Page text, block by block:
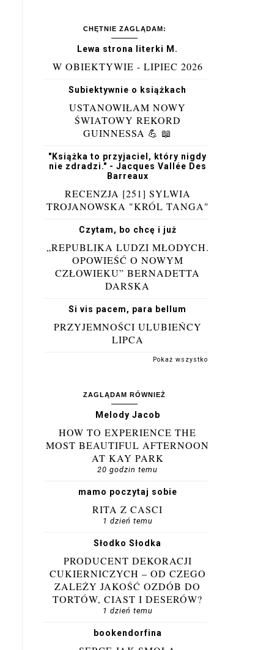
CHĘTNIE ZAGLĄDAM:
Lewa strona literki M.
W OBIEKTYWIE - LIPIEC 2026
Subiektywnie o książkach
USTANOWIŁAM NOWY
ŚWIATOWY REKORD
GUINNESSA 💪 📖
"Książka to przyjaciel, który nigdy
nie zdradzi." - Jacques Vallée Des
Barreaux
RECENZJA [251] SYLWIA
TROJANOWSKA "KRÓL TANGA"
Czytam, bo chcę i już
„REPUBLIKA LUDZI MŁODYCH.
OPOWIEŚĆ O NOWYM
CZŁOWIEKU” BERNADETTA
DARSKA
Si vis pacem, para bellum
PRZYJEMNOŚCI ULUBIEŃCY
LIPCA
Pokaż wszystko
ZAGLĄDAM RÓWNIEŻ
Melody Jacob
HOW TO EXPERIENCE THE
MOST BEAUTIFUL AFTERNOON
AT KAY PARK
20 godzin temu
mamo poczytaj sobie
RITA Z CASCI
1 dzień temu
Słodko Słodka
PRODUCENT DEKORACJI
CUKIERNICZYCH – OD CZEGO
ZALEŻY JAKOŚĆ OZDÓB DO
TORTÓW, CIAST I DESERÓW?
1 dzień temu
bookendorfina